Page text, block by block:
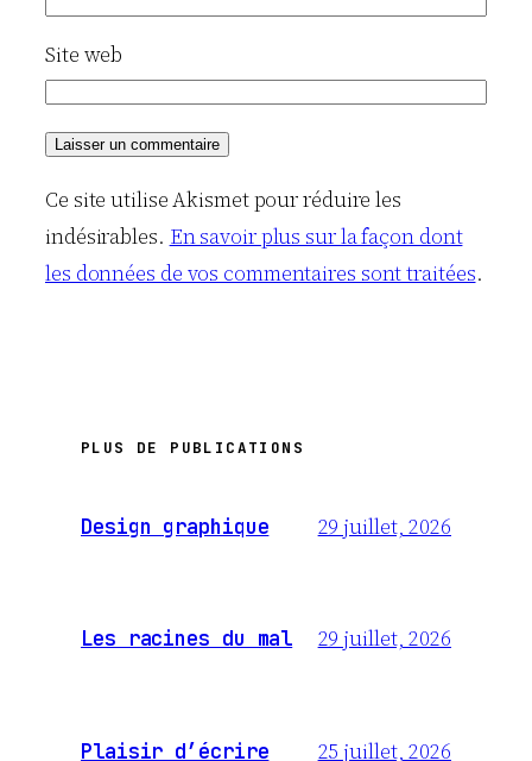
Site web
Ce site utilise Akismet pour réduire les
indésirables. En savoir plus sur la façon dont
les données de vos commentaires sont traitées.
PLUS DE PUBLICATIONS
Design graphique 29 juillet, 2026
Les racines du mal 29 juillet, 2026
Plaisir d’écrire 25 juillet, 2026